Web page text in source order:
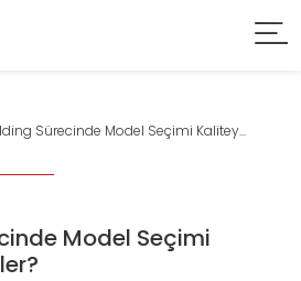
Sürecinde Model Seçimi Kalitey...
Model Seçimi